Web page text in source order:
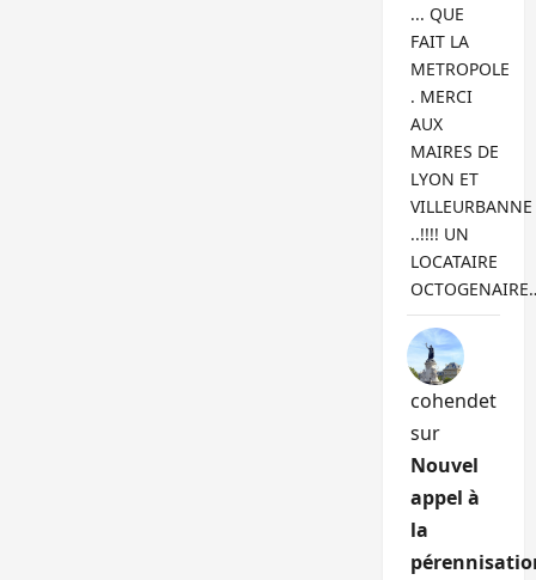
... QUE
FAIT LA
METROPOLE
. MERCI
AUX
MAIRES DE
LYON ET
VILLEURBANNE
..!!!! UN
LOCATAIRE
cohendet
sur
Nouvel
appel à
la